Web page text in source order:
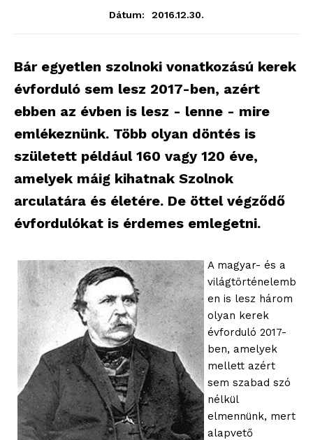
Dátum: 2016.12.30.
Bár egyetlen szolnoki vonatkozású kerek
évforduló sem lesz 2017-ben, azért
ebben az évben is lesz - lenne - mire
emlékeznünk. Több olyan döntés is
született például 160 vagy 120 éve,
amelyek máig kihatnak Szolnok
arculatára és életére. De öttel végződő
évfordulókat is érdemes emlegetni.
A magyar- és a
világtörténelemb
en is lesz három
olyan kerek
évforduló 2017-
ben, amelyek
mellett azért
sem szabad szó
nélkül
elmennünk, mert
alapvető